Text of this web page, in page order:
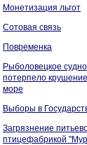
Монетизация льгот
Сотовая связь
Повременка
Рыболовецкое
потерпело
море
Выборы в
Загрязнение
птицефабрикой